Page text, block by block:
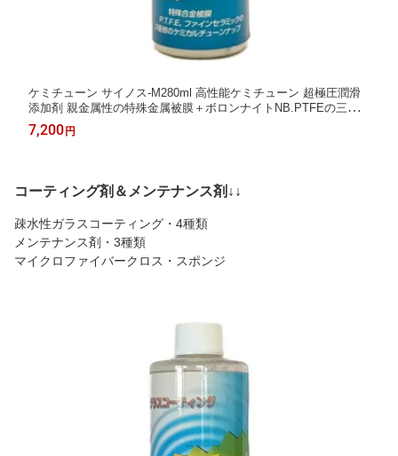
ケミチューン サイノス-M280ml 高性能ケミチューン 超極圧潤滑
添加剤 親金属性の特殊金属被膜＋ボロンナイトNB.PTFEの三重
層被膜が金属保護を実現 更に摺動抵抗を軽減することで燃費向上
レスポンスアップ ケミチューン ハイグレード
7,200 円
コーティング剤＆メンテナンス剤↓↓
疎水性ガラスコーティング・4種類
メンテナンス剤・3種類
マイクロファイバークロス・スポンジ